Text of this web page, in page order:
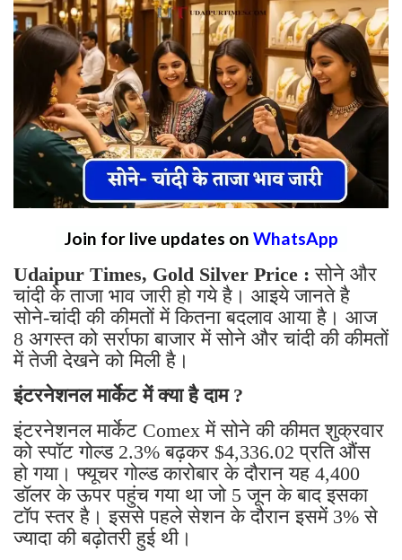
Join for live updates on WhatsApp
Udaipur Times, Gold Silver Price :सोने और
चांदी के ताजा भाव जारी हो गये है। आइये जानते है
सोने-चांदी की कीमतों में कितना बदलाव आया है। आज
8 अगस्त को सर्राफा बाजार में सोने और चांदी की कीमतों
में तेजी देखने को मिली है।
इंटरनेशनल मार्केट में क्या है दाम ?
इंटरनेशनल मार्केट Comex में सोने की कीमत शुक्रवार
को स्पॉट गोल्ड 2.3% बढ़कर $4,336.02 प्रति औंस
हो गया। फ्यूचर गोल्ड कारोबार के दौरान यह 4,400
डॉलर के ऊपर पहुंच गया था जो 5 जून के बाद इसका
टॉप स्तर है। इससे पहले सेशन के दौरान इसमें 3% से
ज्यादा की बढ़ोतरी हुई थी।